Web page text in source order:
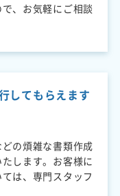
、お気軽にご相談
してもらえます
の煩雑な書類作成
します。お客様に
は、専門スタッフ